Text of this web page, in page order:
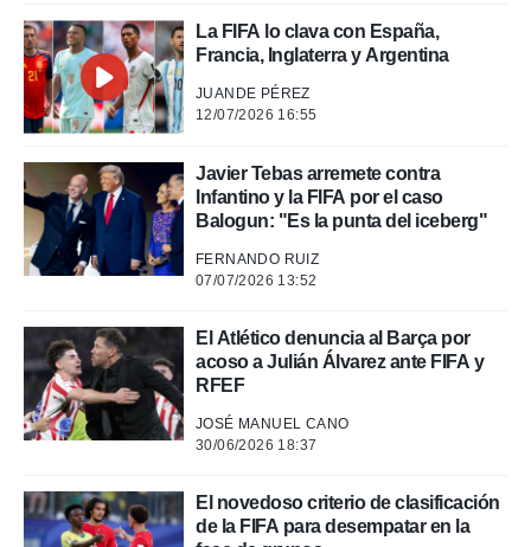
1199
La FIFA lo clava con España,
Francia, Inglaterra y Argentina
JUANDE PÉREZ
12/07/2026 16:55
Javier Tebas arremete contra
Infantino y la FIFA por el caso
Balogun: "Es la punta del iceberg"
FERNANDO RUIZ
07/07/2026 13:52
El Atlético denuncia al Barça por
acoso a Julián Álvarez ante FIFA y
RFEF
JOSÉ MANUEL CANO
30/06/2026 18:37
El novedoso criterio de clasificación
de la FIFA para desempatar en la